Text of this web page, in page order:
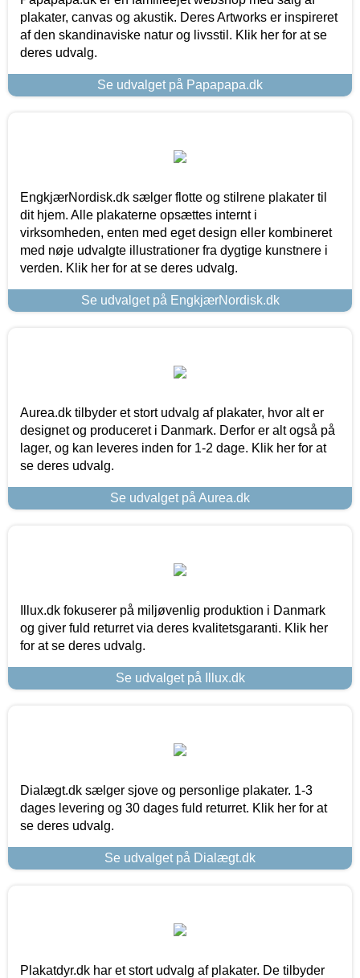
plakater, canvas og akustik. Deres Artworks er inspireret
af den skandinaviske natur og livsstil. Klik her for at se
deres udvalg.
Se udvalget på Papapapa.dk
EngkjærNordisk.dk sælger flotte og stilrene plakater til
dit hjem. Alle plakaterne opsættes internt i
virksomheden, enten med eget design eller kombineret
med nøje udvalgte illustrationer fra dygtige kunstnere i
verden. Klik her for at se deres udvalg.
Se udvalget på EngkjærNordisk.dk
Aurea.dk tilbyder et stort udvalg af plakater, hvor alt er
designet og produceret i Danmark. Derfor er alt også på
lager, og kan leveres inden for 1-2 dage. Klik her for at
se deres udvalg.
Se udvalget på Aurea.dk
Illux.dk fokuserer på miljøvenlig produktion i Danmark
og giver fuld returret via deres kvalitetsgaranti. Klik her
for at se deres udvalg.
Se udvalget på Illux.dk
Dialægt.dk sælger sjove og personlige plakater. 1-3
dages levering og 30 dages fuld returret. Klik her for at
se deres udvalg.
Se udvalget på Dialægt.dk
Plakatdyr.dk har et stort udvalg af plakater. De tilbyder